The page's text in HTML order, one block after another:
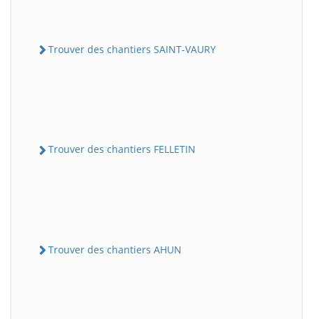
Trouver des chantiers SAINT-VAURY
Trouver des chantiers FELLETIN
Trouver des chantiers AHUN